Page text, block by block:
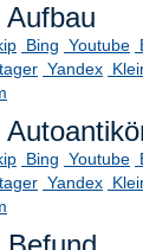
Aufbau
Bing Youtube
Yandex
Bing Youtube
Yandex